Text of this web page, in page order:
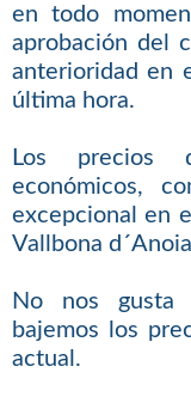
en todo
aprobación del
anterioridad en
última hora.
Los precios
económicos,
excepcional en
Vallbona
No nos gusta
bajemos los
actual.